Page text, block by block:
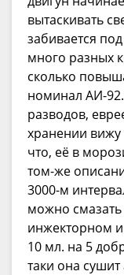
вытаскивать
забивается
много разных
сколько
номинал АИ-
разводов,
хранении вижу
что, её в
том-же
3000-м
можно
инжекторном
10 мл. на 5
таки она сушит